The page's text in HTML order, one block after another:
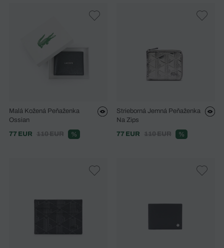
Malá Kožená Peňaženka
Ossian
77 EUR
110 EUR %
Strieborná Jemná Peňaženka
Na Zips
77 EUR
110 EUR %